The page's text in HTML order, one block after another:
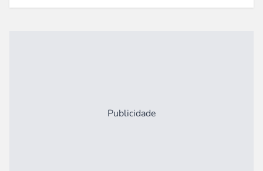
Publicidade